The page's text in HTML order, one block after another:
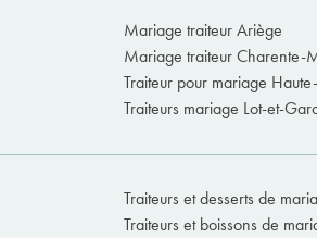
Mariage traiteur Ariège
Mariage traiteur Charente-
Traiteur pour mariage
Traiteurs mariage Lot-et-
Traiteurs et desserts de
Traiteurs et boissons de